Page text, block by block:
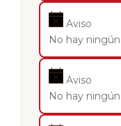
Aviso
No hay
Aviso
No hay